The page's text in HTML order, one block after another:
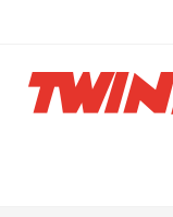
content